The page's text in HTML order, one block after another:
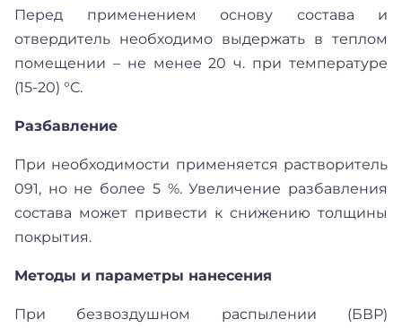
Перед применением основу состава и
отвердитель необходимо выдержать в теплом
помещении – не менее 20 ч. при температуре
(15-20) °С.
Разбавление
При необходимости применяется растворитель
091, но не более 5 %. Увеличение разбавления
состава может привести к снижению толщины
покрытия.
Методы и параметры нанесения
При безвоздушном распылении (БВР)